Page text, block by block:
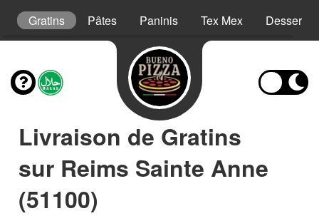
Gratins Pâtes Paninis Tex Mex Desserts
Livraison de Gratins
sur Reims Sainte Anne
(51100)